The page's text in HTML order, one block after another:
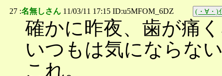
27 :名無しさん 11/03/11 17:15 ID:u5MFOM_6DZ (・∀・)
確かに昨夜、歯が痛
いつもは気にならな
これ。